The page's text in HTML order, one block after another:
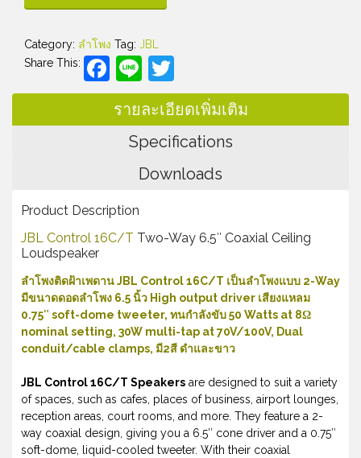
Category: ลำโพง Tag: JBL
Share This:
Facebook
Line
รายละเอียดเพิ่มเติม
Specifications
Downloads
Product Description
JBL Control 16C/T Two-Way 6.5″ Coaxial Ceiling
Loudspeaker
ลำโพงติดฝ้าเพดาน JBL Control 16C/T เป็นลำโพงแบบ 2-Way
มีขนาดดอดลำโพง 6.5 นิ้ว High output driver เสียงแหลม
0.75″ soft-dome tweeter, ทนกำลังขับ 50 Watts at 8Ω
nominal setting, 30W multi-tap at 70V/100V, Dual
conduit/cable clamps, มี2สี ดำและขาว
JBL Control 16C/T Speakers are designed to suit a variety
of spaces, such as cafes, places of business, airport lounges,
reception areas, court rooms, and more. They feature a 2-
way coaxial design, giving you a 6.5″ cone driver and a 0.75″
soft-dome, liquid-cooled tweeter. With their coaxial